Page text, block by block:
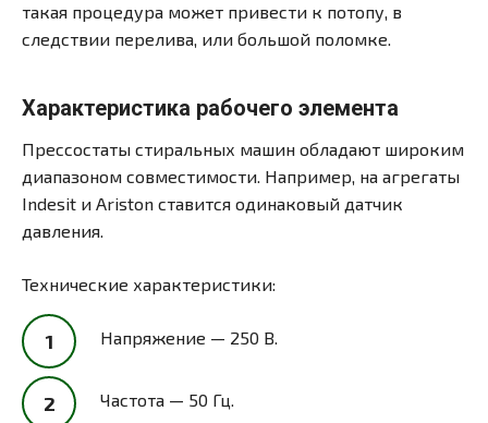
такая процедура может привести к потопу, в
следствии перелива, или большой поломке.
Характеристика рабочего элемента
Прессостаты стиральных машин обладают широким
диапазоном совместимости. Например, на агрегаты
Indesit и Ariston ставится одинаковый датчик
давления.
Технические характеристики:
Напряжение — 250 В.
Частота — 50 Гц.